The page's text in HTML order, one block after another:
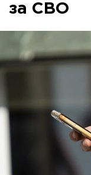
за СВО